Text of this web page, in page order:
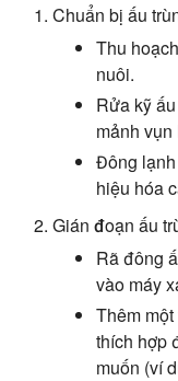
Chuẩn bị ấu
Thu
nuôi.
Rửa kỹ
mảnh vụn
Đông
hiệu hóa
Gián đoạn ấu
Rã đông
vào máy
Thêm
thích hợp
muốn (ví